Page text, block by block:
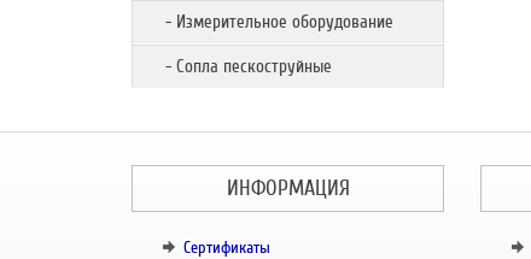
- Измерительное оборудование
- Сопла пескоструйные
ИНФОРМАЦИЯ
Сертификаты